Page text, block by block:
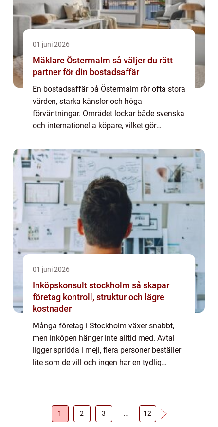
01 juni 2026
Mäklare Östermalm så väljer du rätt
partner för din bostadsaffär
En bostadsaffär på Östermalm rör ofta stora
värden, starka känslor och höga
förväntningar. Området lockar både svenska
och internationella köpare, vilket gör
att överblicka. Därför spelar valet av
Mäklare Öst...
01 juni 2026
Inköpskonsult stockholm så skapar
företag kontroll, struktur och lägre
kostnader
Många företag i Stockholm växer snabbt,
men inköpen hänger inte alltid med. Avtal
ligger spridda i mejl, flera personer beställer
lite som de vill och ingen har en tydlig
1 2 3 … 12